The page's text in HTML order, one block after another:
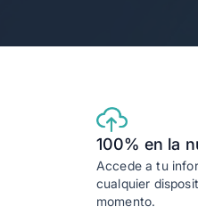
100% en la
Accede a tu
cualquier
momento.